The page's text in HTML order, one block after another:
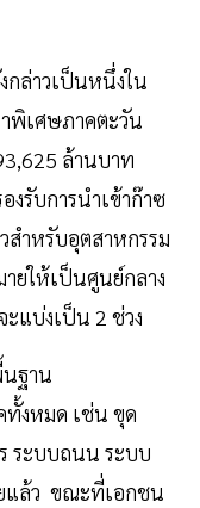
กล่าวเป็นหนึ่งใน
พิเศษภาคตะวัน
ล้านบาท
งรับการนำเข้าก๊าซ
สำหรับอุตสาหกรรม
ยให้เป็นศูนย์กลาง
ะแบ่งเป็น 2 ช่วง
ฐาน
งหมด เช่น ขุด
ระบบถนน ระบบ
แล้ว ขณะที่เอกชน